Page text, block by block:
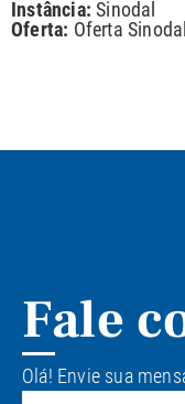
Instância:Sinodal
Oferta: Oferta
Fale
Olá! Envie sua